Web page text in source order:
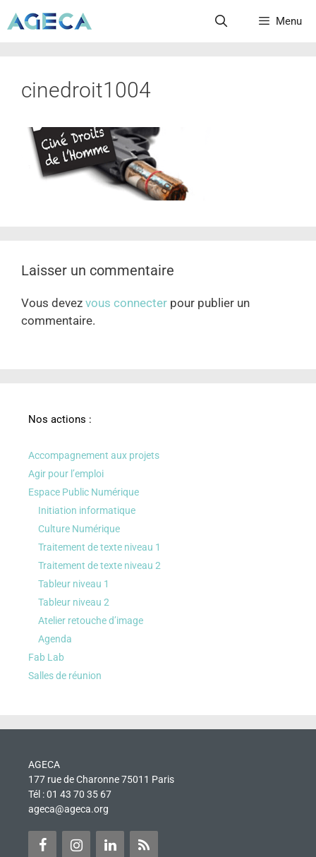
Menu
cinedroit1004
Laisser un commentaire
Vous devez vous connecter pour publier un
commentaire.
Nos actions :
Accompagnement aux projets
Agir pour l’emploi
Espace Public Numérique
Initiation informatique
Culture Numérique
Traitement de texte niveau 1
Traitement de texte niveau 2
Tableur niveau 1
Tableur niveau 2
Atelier retouche d’image
Agenda
Fab Lab
Salles de réunion
AGECA
177 rue de Charonne 75011 Paris
Tél : 01 43 70 35 67
ageca@ageca.org